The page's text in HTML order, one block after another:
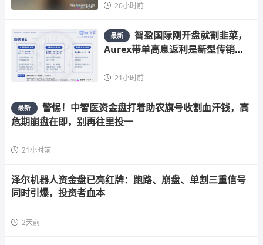
20小时前
最新
智盈国际刚开盘就割韭菜，
Aurex带单高息返利是新型传销陷
21小时前
最新
警惕！中智医资金盘打着助农旗号收割血汗钱，高
危期崩盘在即，别再往里投一
21小时前
泽尔机器人资金盘已亮红牌：跑路、崩盘、单割三重信号
同时引爆，投资者血本
2天前